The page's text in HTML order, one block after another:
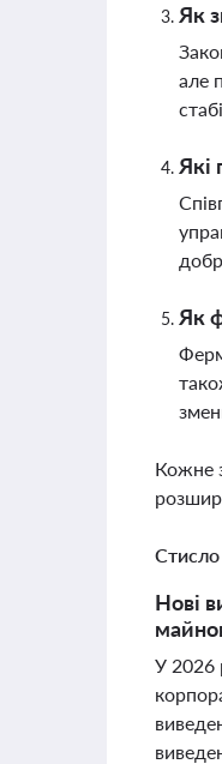
Як
але
Які
Як
Кожне
Нові
У 2026